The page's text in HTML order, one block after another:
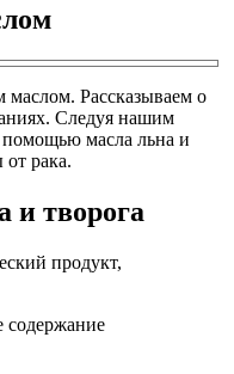
маслом. Рассказываем о
Следуя нашим
помощью масла льна и
рака.
и творога
продукт,
содержание